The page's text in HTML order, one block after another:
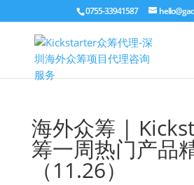
0755-33941587
海外众筹 |
筹一周热门产品
（11.26）